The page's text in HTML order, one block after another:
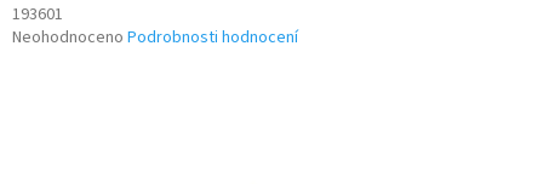
193601
Průměrné
Neohodnoceno Podrobnosti hodnocení